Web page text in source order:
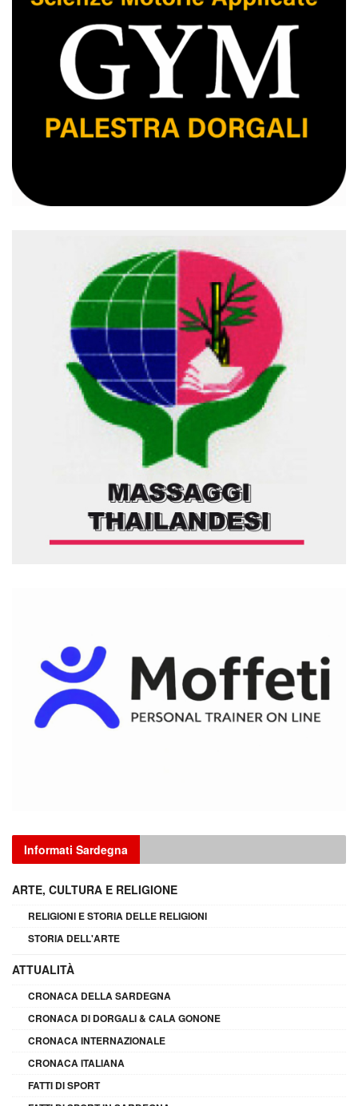
Informati Sardegna
ARTE, CULTURA E RELIGIONE
RELIGIONI E STORIA DELLE RELIGIONI
STORIA DELL'ARTE
ATTUALITÀ
CRONACA DELLA SARDEGNA
CRONACA DI DORGALI & CALA GONONE
CRONACA INTERNAZIONALE
CRONACA ITALIANA
FATTI DI SPORT